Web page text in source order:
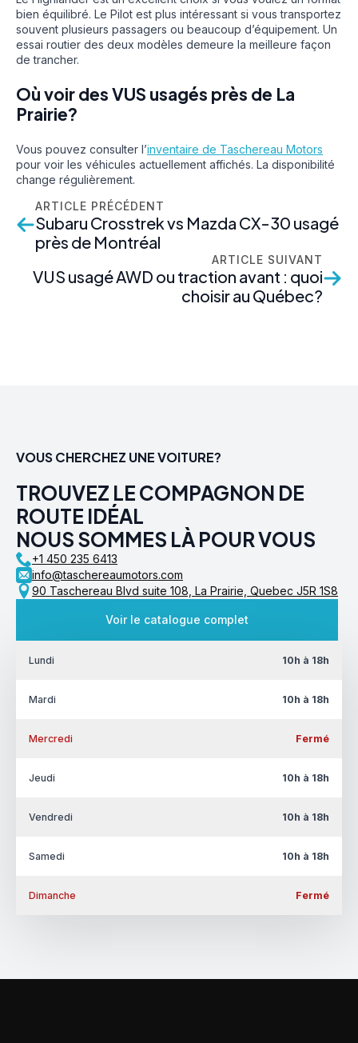
bien équilibré. Le Pilot est plus intéressant si vous transportez
souvent plusieurs passagers ou beaucoup d’équipement. Un
essai routier des deux modèles demeure la meilleure façon
de trancher.
Où voir des VUS usagés près de La
Prairie?
Vous pouvez consulter l’inventaire de Taschereau Motors
pour voir les véhicules actuellement affichés. La disponibilité
change régulièrement.
ARTICLE PRÉCÉDENT
Subaru Crosstrek vs Mazda CX-30 usagé
près de Montréal
ARTICLE SUIVANT
VUS usagé AWD ou traction avant : quoi
choisir au Québec?
VOUS CHERCHEZ UNE VOITURE?
TROUVEZ LE COMPAGNON DE
ROUTE IDÉAL
NOUS SOMMES LÀ POUR VOUS
+1 450 235 6413
info@taschereaumotors.com
90 Taschereau Blvd suite 108, La Prairie, Quebec J5R 1S8
Voir le catalogue complet
Lundi 10h à 18h
Mardi 10h à 18h
Mercredi Fermé
Jeudi 10h à 18h
Vendredi 10h à 18h
Samedi 10h à 18h
Dimanche Fermé